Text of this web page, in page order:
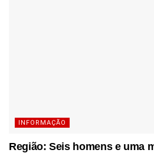
INFORMAÇÃO
Região: Seis homens e uma